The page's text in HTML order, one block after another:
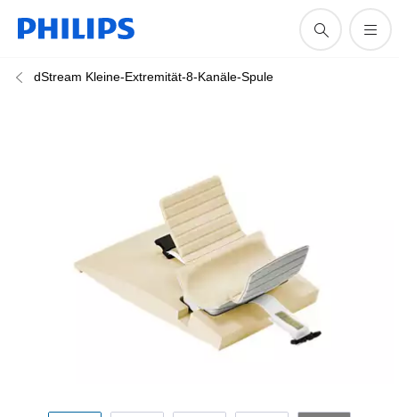
dStream Kleine-Extremität-8-Kanäle-Spule